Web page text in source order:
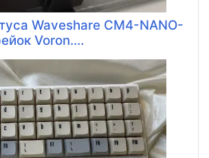
Waveshare CM4-NANO-
Voron....